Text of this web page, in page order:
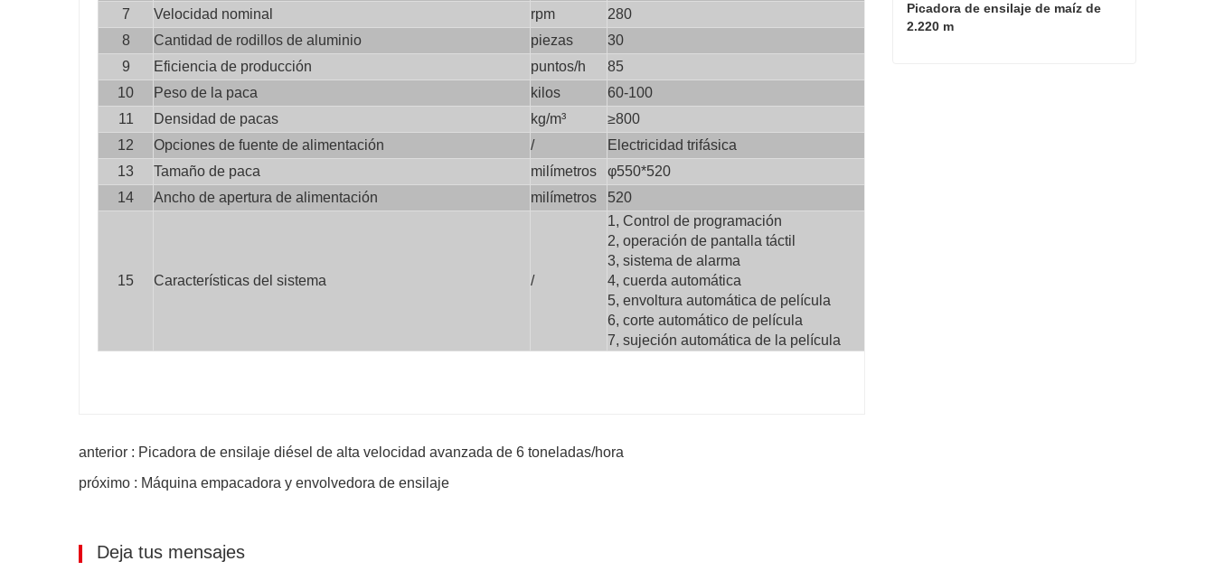
7
Velocidad nominal rpm
280
8
Cantidad de rodillos de aluminio piezas
30
9
Eficiencia de producción puntos/h
85
10
Peso de la paca kilos
60-100
11
Densidad de pacas kg/m³
≥800
12
Opciones de fuente de alimentación /
Electricidad trifásica
13
Tamaño de paca milímetros
φ550*520
14
Ancho de apertura de alimentación milímetros 520
15 Características del sistema /
1, Control de programación
2, operación de pantalla táctil
3, sistema de alarma
4, cuerda automática
5, envoltura automática de película
6, corte automático de película
7, sujeción automática de la película
anterior : Picadora de ensilaje diésel de alta velocidad avanzada de 6 toneladas/hora
próximo : Máquina empacadora y envolvedora de ensilaje
Deja tus mensajes
Picadora de ensilaje de maíz de
2.220 m